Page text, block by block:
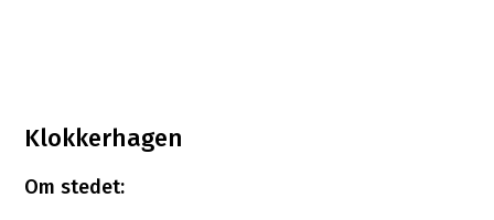
Klokkerhagen
Om stedet: